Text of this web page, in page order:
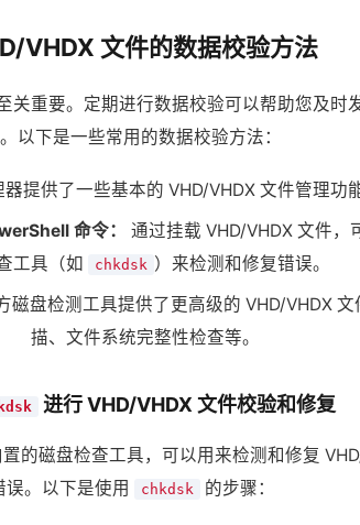
VHDX 文件的数据校验方法
关重要。定期进行数据校验可以帮助您及时
以下是一些常用的数据校验方法：
提供了一些基本的 VHD/VHDX 文件管理功
命令：
通过挂载 VHD/VHDX 文件
工具（如
chkdsk ）来检测和修复错误。
磁盘检测工具提供了更高级的 VHD/VHDX
描、文件系统完整性检查等。
进行 VHD/VHDX 文件校验和修复
的磁盘检查工具，可以用来检测和修复
误。以下是使用
chkdsk 的步骤：